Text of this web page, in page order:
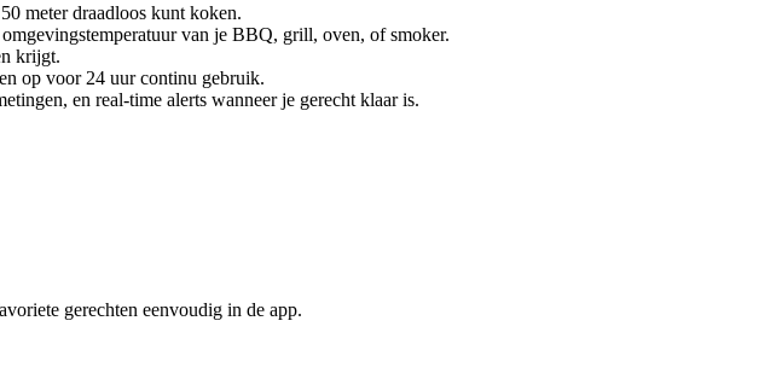
meter draadloos kunt koken.
van je BBQ, grill, oven, of smoker.
krijgt.
op voor 24 uur continu gebruik.
en real-time alerts wanneer je gerecht klaar is.
gerechten eenvoudig in de app.